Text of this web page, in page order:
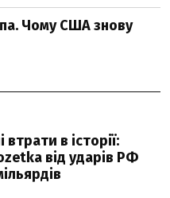
Чому США знову
втрати в історії:
від ударів РФ